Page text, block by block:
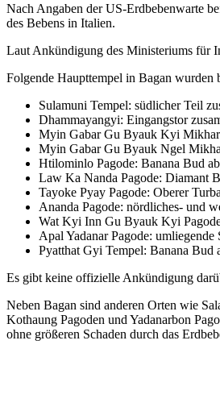
Nach Angaben der US-Erdbebenwarte
des Bebens in Italien.
Laut Ankündigung des Ministeriums für
Folgende Haupttempel in Bagan wurden
Sulamuni Tempel: südlicher Teil
Dhammayangyi: Eingangstor
Myin Gabar Gu Byauk Kyi
Myin Gabar Gu Byauk Ngel
Htilominlo Pagode: Banana Bud
Law Ka Nanda Pagode: Diamant
Tayoke Pyay Pagode: Oberer
Ananda Pagode: nördliches- und
Wat Kyi Inn Gu Byauk Kyi
Apal Yadanar Pagode: umliegende
Pyatthat Gyi Tempel: Banana Bud
Es gibt keine offizielle Ankündigung
Neben Bagan sind anderen Orten wie
Kothaung Pagoden und Yadanarbon
ohne größeren Schaden durch das